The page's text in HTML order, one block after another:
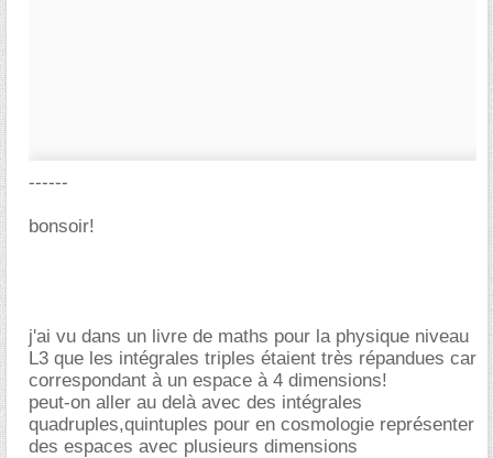
------
bonsoir!
j'ai vu dans un livre de maths pour la physique niveau
L3 que les intégrales triples étaient très répandues car
correspondant à un espace à 4 dimensions!
peut-on aller au delà avec des intégrales
quadruples,quintuples pour en cosmologie représenter
des espaces avec plusieurs dimensions